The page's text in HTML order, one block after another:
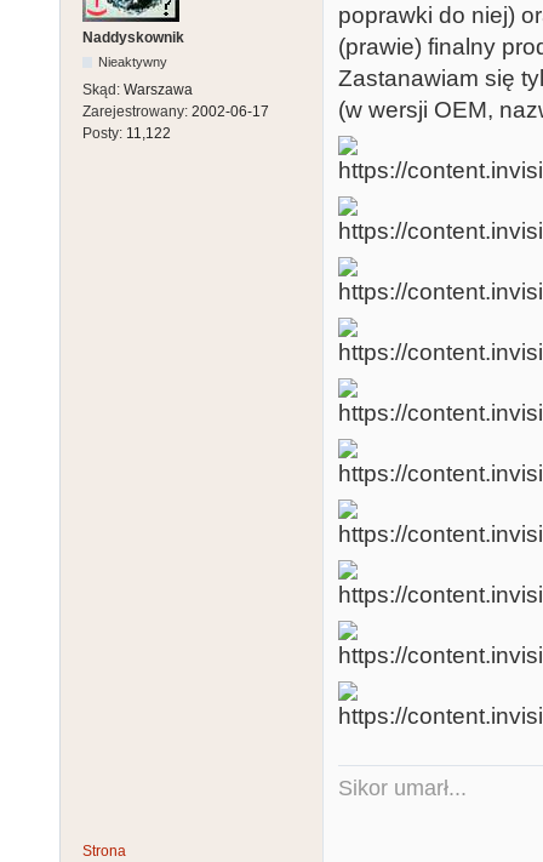
Naddyskownik
Nieaktywny
Skąd: Warszawa
Zarejestrowany: 2002-06-17
Posty: 11,122
poprawki do niej)
(prawie) finalny
Zastanawiam się
(w wersji OEM,
Sikor umarł...
Strona